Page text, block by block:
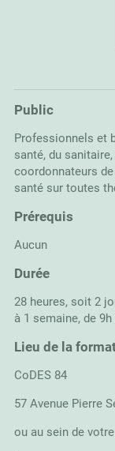
Public
Professionnels et
santé, du
coordonnateurs
santé sur toutes
Prérequis
Aucun
Durée
28 heures, soit 2
à 1 semaine, de 9h
Lieu de la
CoDES 84
57 Avenue Pierre
ou au sein de